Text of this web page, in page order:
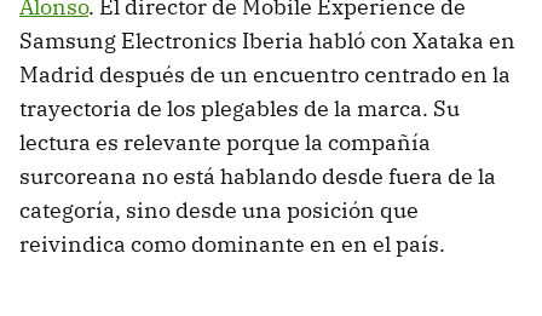
Alonso. El director de Mobile Experience de
Samsung Electronics Iberia habló con Xataka en
Madrid después de un encuentro centrado en la
trayectoria de los plegables de la marca. Su
lectura es relevante porque la compañía
surcoreana no está hablando desde fuera de la
categoría, sino desde una posición que
reivindica como dominante en en el país.